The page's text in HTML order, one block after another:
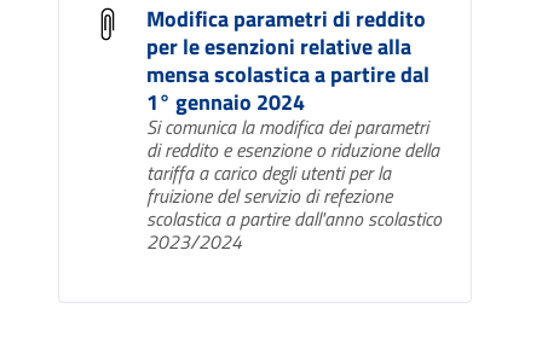
Modifica parametri di reddito
per le esenzioni relative alla
mensa scolastica a partire dal
1° gennaio 2024
Si comunica la modifica dei parametri
di reddito e esenzione o riduzione della
tariffa a carico degli utenti per la
fruizione del servizio di refezione
scolastica a partire dall'anno scolastico
2023/2024